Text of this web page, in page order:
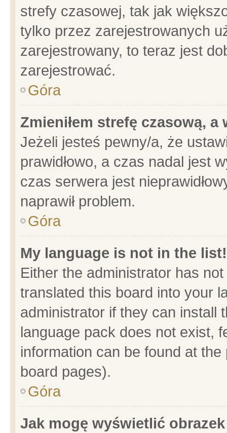
strefy czasowej, tak jak
tylko przez zarejestrowanych
zarejestrowany, to teraz jest
zarejestrować.
Góra
Zmieniłem strefę czasową,
Jeżeli jesteś pewny/a, że
prawidłowo, a czas nadal jest
czas serwera jest
naprawił problem.
Góra
My language is not in the list!
Either the administrator has
translated this board into your
administrator if they can install
language pack does not exist,
information can be found at
board pages).
Góra
Jak mogę wyświetlić